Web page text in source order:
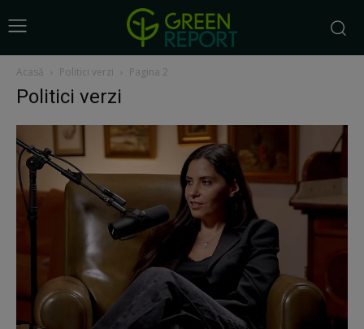
Acasă Politici verzi Pagina 2
Politici verzi